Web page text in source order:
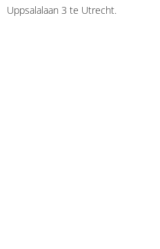
Uppsalalaan 3 te Utrecht.